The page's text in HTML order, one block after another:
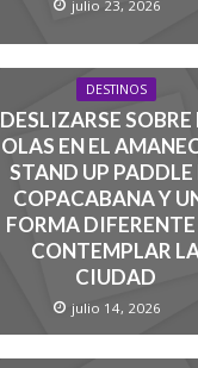
julio 23, 2026
DESTINOS
DESLIZARSE SOBRE
OLAS EN EL
STAND UP PADDLE
COPACABANA Y
FORMA DIFERENTE
CONTEMPLAR
CIUDAD
julio 14, 2026